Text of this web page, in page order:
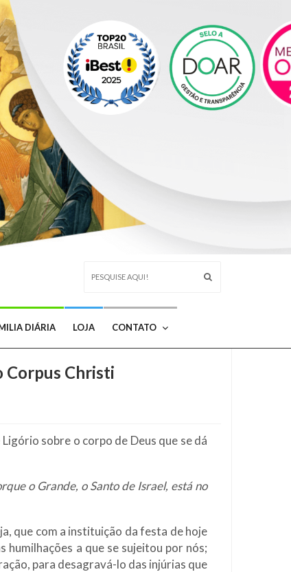
DIÁRIA LOJA CONTATO
Corpus Christi
sobre o corpo de Deus que se dá
o Grande, o Santo de Israel, está no
que com a instituição da festa de hoje
a que se sujeitou por nós;
para desagravá-lo das injúrias que